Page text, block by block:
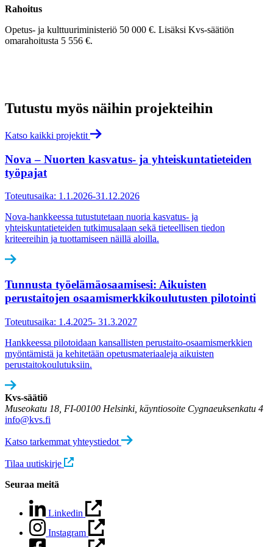
Rahoitus
Opetus- ja kulttuuriministeriö 50 000 €. Lisäksi Kvs-säätiön
omarahoitusta 5 556 €.
Tutustu myös näihin projekteihin
Katso kaikki projektit
Nova – Nuorten kasvatus- ja yhteiskuntatieteiden
työpajat
Toteutusaika: 1.1.2026-31.12.2026
Nova-hankkeessa tutustutetaan nuoria kasvatus- ja
yhteiskuntatieteiden tutkimusalaan sekä tieteellisen tiedon
kriteereihin ja tuottamiseen näillä aloilla.
Tunnusta työelämäosaamisesi: Aikuisten
perustaitojen osaamismerkkikoulutus­ten pilotointi
Toteutusaika: 1.4.2025- 31.3.2027
Hankkeessa pilotoidaan kansallisten perustaito-osaamismerkkien
myöntämistä ja kehitetään opetusmateriaaleja aikuisten
perustaitokoulutuksiin.
Kvs-säätiö
Museokatu 18, FI-00100 Helsinki, käyntiosoite Cygnaeuksenkatu 4
info@kvs.fi
Katso tarkemmat yhteystiedot
Tilaa uutiskirje
Seuraa meitä
Linkedin
Instagram